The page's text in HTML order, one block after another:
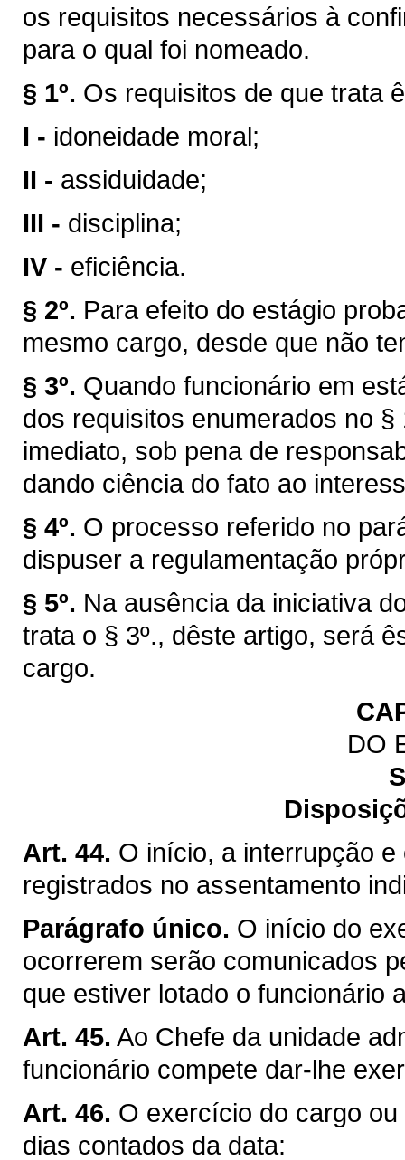
os requisitos necessários à
para o qual foi nomeado.
§ 1º. Os requisitos de que trata
I - idoneidade moral;
II - assiduidade;
III - disciplina;
IV - eficiência.
§ 2º. Para efeito do estágio
mesmo cargo, desde que não
§ 3º. Quando funcionário em
dos requisitos enumerados no
imediato, sob pena de
dando ciência do fato ao
§ 4º. O processo referido no
dispuser a regulamentação
§ 5º. Na ausência da iniciativa
trata o § 3º., dêste artigo, será
cargo.
DO
Art. 44. O início, a interrupção
registrados no assentamento
Parágrafo único. O início do
ocorrerem serão comunicados
que estiver lotado o funcionário
Art. 45. Ao Chefe da unidade
funcionário compete dar-lhe
Art. 46. O exercício do cargo
dias contados da data: